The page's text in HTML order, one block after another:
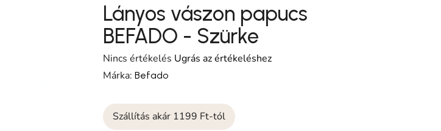
Lányos vászon papucs
BEFADO - Szürke
A termék átlagos értékelése 5-ből 0,0 csillag.
Nincs értékelés Ugrás az értékeléshez
Márka:Befado
Szállítás akár 1199 Ft-tól